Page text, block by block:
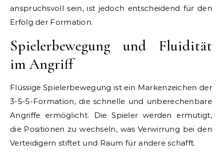
anspruchsvoll sein, ist jedoch entscheidend für den
Erfolg der Formation.
Spielerbewegung und Fluidität
im Angriff
Flüssige Spielerbewegung ist ein Markenzeichen der
3-5-5-Formation, die schnelle und unberechenbare
Angriffe ermöglicht. Die Spieler werden ermutigt,
die Positionen zu wechseln, was Verwirrung bei den
Verteidigern stiftet und Raum für andere schafft.